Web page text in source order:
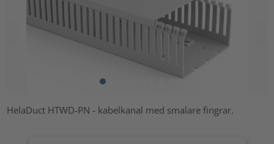
HelaDuct HTWD-PN - kabelkanal med smalare fingrar.